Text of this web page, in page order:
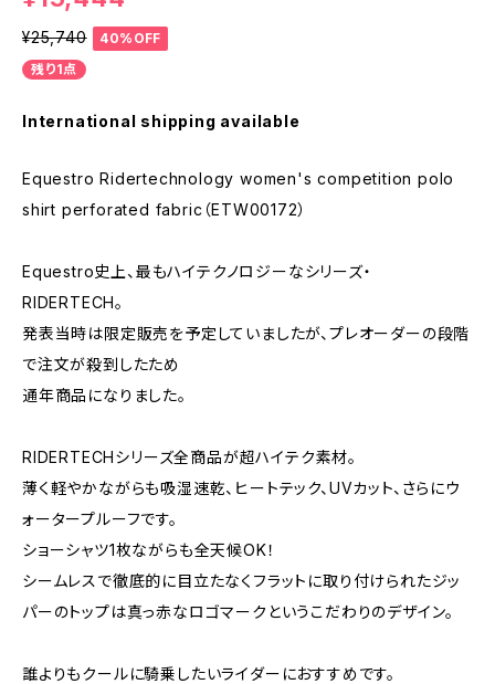
¥25,740
40%OFF
残り1点
International shipping available
Equestro Ridertechnology women's competition polo
shirt perforated fabric（ETW00172）
Equestro史上、最もハイテクノロジーなシリーズ・
RIDERTECH。
発表当時は限定販売を予定していましたが、プレオーダーの段階
で注文が殺到したため
通年商品になりました。
RIDERTECHシリーズ全商品が超ハイテク素材。
薄く軽やかながらも吸湿速乾、ヒートテック、UVカット、さらにウ
ォータープルーフです。
ショーシャツ1枚ながらも全天候OK！
シームレスで徹底的に目立たなくフラットに取り付けられたジッ
パーのトップは真っ赤なロゴマークというこだわりのデザイン。
誰よりもクールに騎乗したいライダーにおすすめです。